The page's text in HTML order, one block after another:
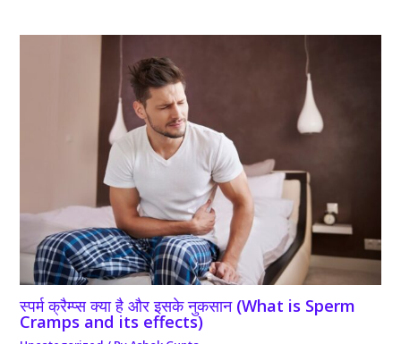
स्पर्म क्रैम्प्स क्या है और इसके नुकसान (What is Sperm
Cramps and its effects)